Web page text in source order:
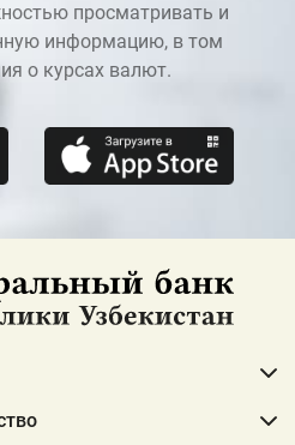
просматривать и
информацию, в том
о курсах валют.